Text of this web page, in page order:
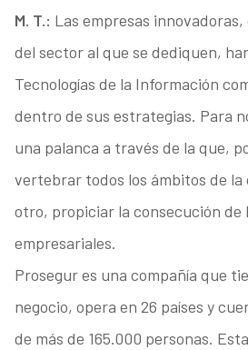
M. T.: Las empresas
del sector al que se dediquen,
Tecnologías de la Información
dentro de sus estrategias. Para
una palanca a través de la que,
vertebrar todos los ámbitos de la
otro, propiciar la consecución de
empresariales.
Prosegur es una compañía que
negocio, opera en 26 países y
de más de 165.000 personas.